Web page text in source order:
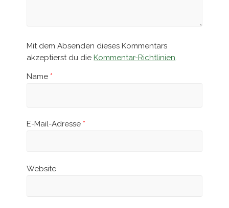
Mit dem Absenden dieses Kommentars
akzeptierst du dieKommentar-Richtlinien.
Name *
E-Mail-Adresse *
Website